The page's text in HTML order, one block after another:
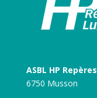
ASBL HP Repères
6750 Musson